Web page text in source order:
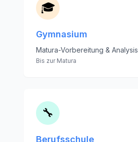
🎓
Gymnasium
Matura-Vorbereitung & Analysis
Bis zur Matura
🔧
Berufsschule